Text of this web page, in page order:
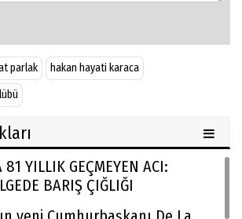
parlak
hakan hayati karaca
81 YILLIK GEÇMEYEN ACI:
BARIŞ ÇIĞLIĞI